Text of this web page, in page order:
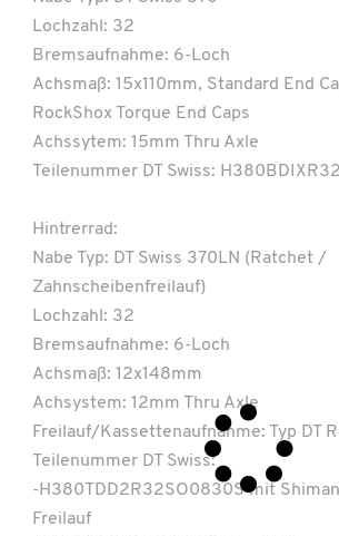
Lochzahl: 32
Bremsaufnahme: 6-Loch
Achsmaß: 15x110mm, Standard End
RockShox Torque End Caps
Achssytem: 15mm Thru Axle
Teilenummer DT Swiss:
Hintrerrad:
Nabe Typ: DT Swiss 370LN (Ratchet /
Zahnscheibenfreilauf)
Lochzahl: 32
Bremsaufnahme: 6-Loch
Achsmaß: 12x148mm
Achsystem: 12mm Thru Axle
Freilauf/Kassettenaufnahme: Typ DT
Teilenummer DT Swiss:
-H380TDD2R32SO0830S mit
Freilauf